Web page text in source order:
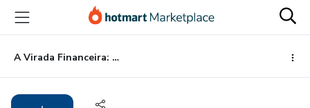
para
conteúdo
principal
para
pagamento
para
rodapé
A Virada Financeira: O passo a passo para o seu negócio lucrativo em 90 dias.